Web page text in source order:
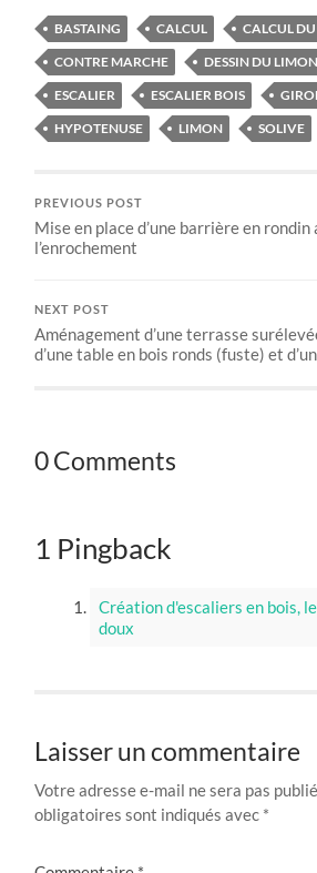
BASTAING CALCUL
CALCUL
CONTRE MARCHE
DESSIN DU LIMON
ESCALIER
ESCALIER BOIS
HYPOTENUSE
LIMON SOLIVE
PREVIOUS POST
Mise en place d’une barrière en rondin
l’enrochement
NEXT POST
Aménagement d’une terrasse
d’une table en bois ronds (fuste) et
0 Comments
1 Pingback
Création d'escaliers en bois,
doux
Laisser un commentaire
Votre adresse e-mail ne sera pas
obligatoires sont indiqués avec *